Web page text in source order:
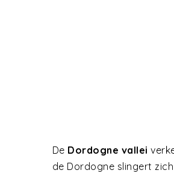
De Dordogne vallei
de Dordogne slingert